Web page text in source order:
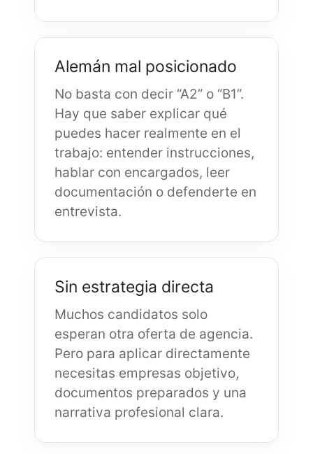
Alemán mal posicionado
No basta con decir “A2” o “B1”.
Hay que saber explicar qué
puedes hacer realmente en el
trabajo: entender instrucciones,
hablar con encargados, leer
documentación o defenderte en
entrevista.
Sin estrategia directa
Muchos candidatos solo
esperan otra oferta de agencia.
Pero para aplicar directamente
necesitas empresas objetivo,
documentos preparados y una
narrativa profesional clara.